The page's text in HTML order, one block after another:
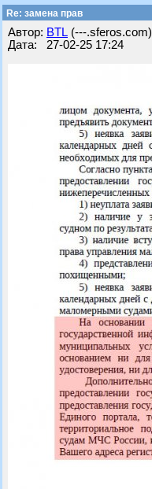
Re: замена прав
Автор: BTL (---.sferos.com)
Дата: 27-02-25 17:24